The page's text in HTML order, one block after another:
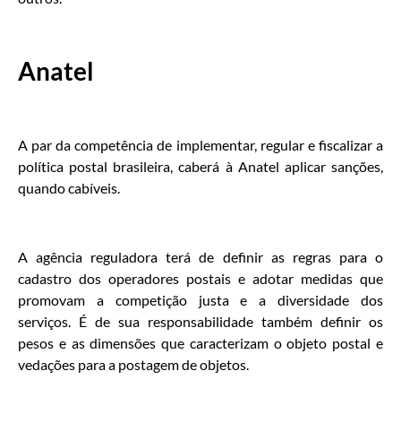
Anatel
A par da competência de implementar, regular e fiscalizar a
política postal brasileira, caberá à Anatel aplicar sanções,
quando cabíveis.
A agência reguladora terá de definir as regras para o
cadastro dos operadores postais e adotar medidas que
promovam a competição justa e a diversidade dos
serviços. É de sua responsabilidade também definir os
pesos e as dimensões que caracterizam o objeto postal e
vedações para a postagem de objetos.